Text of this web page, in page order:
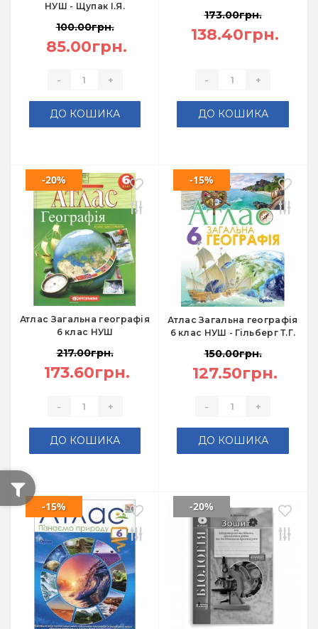
НУШ - Щупак І.Я.
100.00грн.
85.00грн.
- +
ДО КОШИКА
173.00грн.
138.40грн.
- +
ДО КОШИКА
Атлас Загальна географія
6 клас НУШ
-20%
217.00грн.
173.60грн.
- +
ДО КОШИКА
Атлас Загальна географія
6 клас НУШ - Гільберг Т.Г.
-15%
150.00грн.
127.50грн.
- +
ДО КОШИКА
-15% -20%